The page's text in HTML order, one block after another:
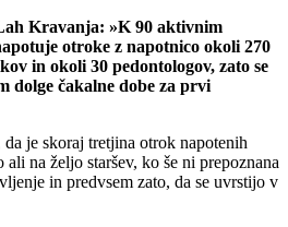
Kravanja: »K 90 aktivnim
otroke z napotnico okoli 270
in okoli 30 pedontologov, zato se
dolge čakalne dobe za prvi
je skoraj tretjina otrok napotenih
na željo staršev, ko še ni prepoznana
in predvsem zato, da se uvrstijo v